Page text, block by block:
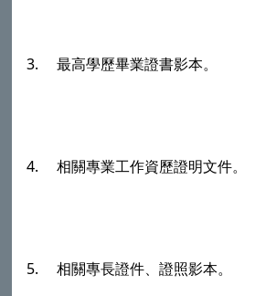
3. 最高學歷畢業證書影本。
4. 相關專業工作資歷證明文件。
5. 相關專長證件、證照影本。